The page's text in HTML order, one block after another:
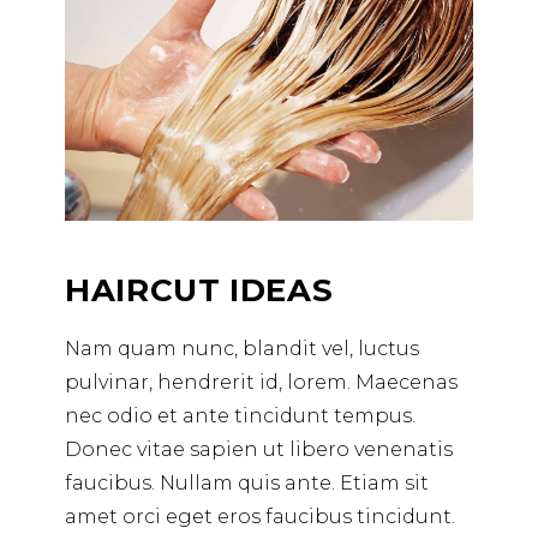
HAIRCUT IDEAS
Nam quam nunc, blandit vel, luctus
pulvinar, hendrerit id, lorem. Maecenas
nec odio et ante tincidunt tempus.
Donec vitae sapien ut libero venenatis
faucibus. Nullam quis ante. Etiam sit
amet orci eget eros faucibus tincidunt.